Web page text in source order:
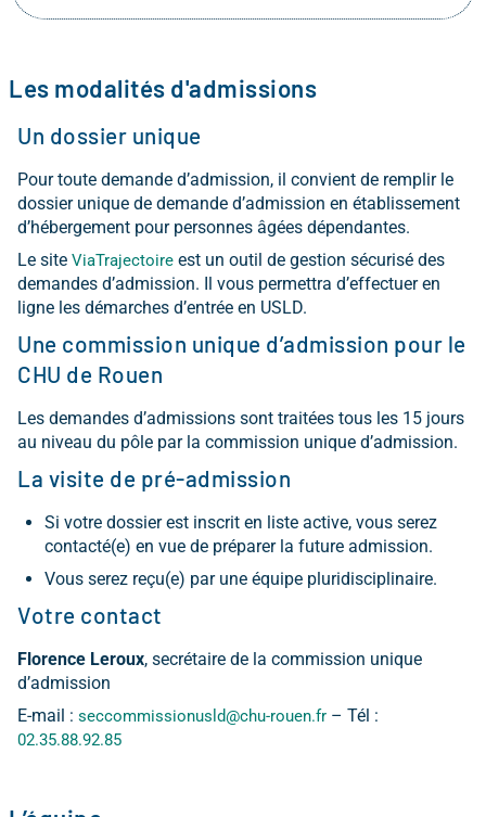
Les modalités d'admissions
Un dossier unique
Pour toute demande d’admission, il convient de remplir le
dossier unique de demande d’admission en établissement
d’hébergement pour personnes âgées dépendantes.
Le site ViaTrajectoire est un outil de gestion sécurisé des
demandes d’admission. Il vous permettra d’effectuer en
ligne les démarches d’entrée en USLD.
Une commission unique d’admission pour le
CHU de Rouen
Les demandes d’admissions sont traitées tous les 15 jours
au niveau du pôle par la commission unique d’admission.
La visite de pré-admission
Si votre dossier est inscrit en liste active, vous serez
contacté(e) en vue de préparer la future admission.
Vous serez reçu(e) par une équipe pluridisciplinaire.
Votre contact
Florence Leroux, secrétaire de la commission unique
d’admission
E-mail : seccommissionusld@chu-rouen.fr – Tél :
02.35.88.92.85